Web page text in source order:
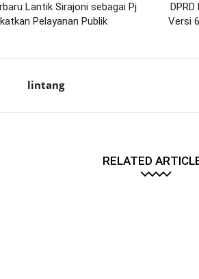
Lantik Sirajoni sebagai Pj
Pelayanan Publik
Versi
lintang
RELATED